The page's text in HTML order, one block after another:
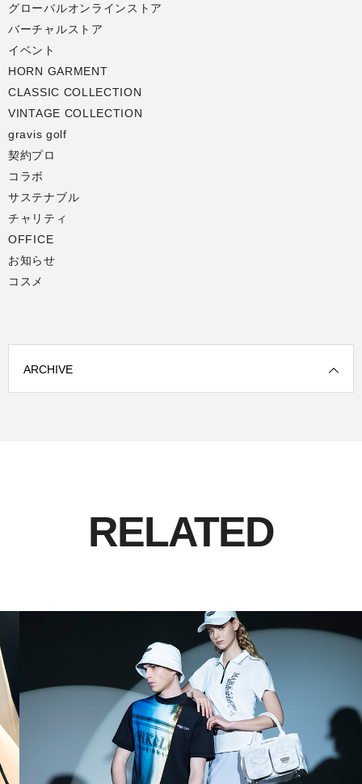
グローバルオンラインストア
バーチャルストア
イベント
HORN GARMENT
CLASSIC COLLECTION
VINTAGE COLLECTION
gravis golf
契約プロ
コラボ
サステナブル
チャリティ
OFFICE
お知らせ
コスメ
ARCHIVE
RELATED